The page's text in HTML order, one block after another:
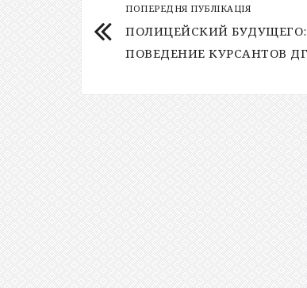
ПОПЕРЕДНЯ ПУБЛІКАЦІЯ
ПОЛИЦЕЙСКИЙ БУДУЩЕГО:
ПОВЕДЕНИЕ КУРСАНТОВ